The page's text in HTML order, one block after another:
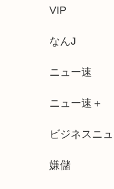
VIP
なんJ
ニュー速
ニュー速＋
ビジネスニ
嫌儲